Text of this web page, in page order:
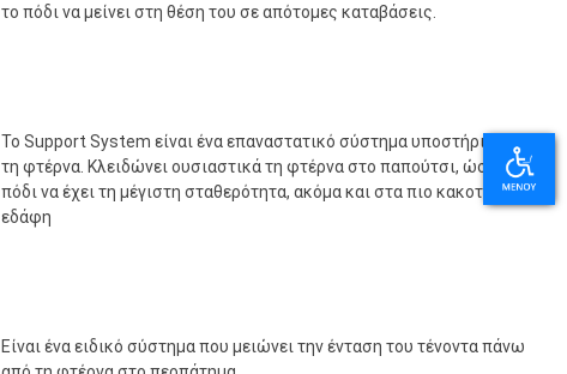
το πόδι να μείνει στη θέση του σε απότομες καταβάσεις.
Το Support System είναι ένα επαναστατικό σύστημα υποστήριξης για
τη φτέρνα. Κλειδώνει ουσιαστικά τη φτέρνα στο παπούτσι, ώστε το
πόδι να έχει τη μέγιστη σταθερότητα, ακόμα και στα πιο κακοτράχαλα
εδάφη
Είναι ένα ειδικό σύστημα που μειώνει την ένταση του τένοντα πάνω